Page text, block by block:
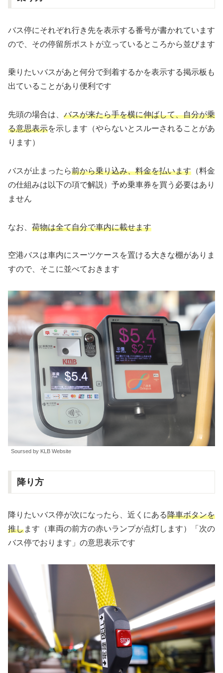
バス停にそれぞれ行き先を表示する番号が書かれています
ので、その停留所ポストが立っているところから並びます
乗りたいバスがあと何分で到着するかを表示する掲示板も
出ていることがあり便利です
先頭の場合は、 バスが来たら手を横に伸ばして、自分が乗
る意思表示を示します（やらないとスルーされることがあ
ります）
バスが止まったら前から乗り込み、料金を払います （料金
の仕組みは以下の項で解説）予め乗車券を買う必要はあり
ません
なお、 荷物は全て自分で車内に載せます
空港バスは車内にスーツケースを置ける大きな棚がありま
すので、そこに並べておきます
Soursed by KLB Website
降り方
降りたいバス停が次になったら、近くにある降車ボタンを
推します（車両の前方の赤いランプが点灯します）「次の
バス停でおります」の意思表示です